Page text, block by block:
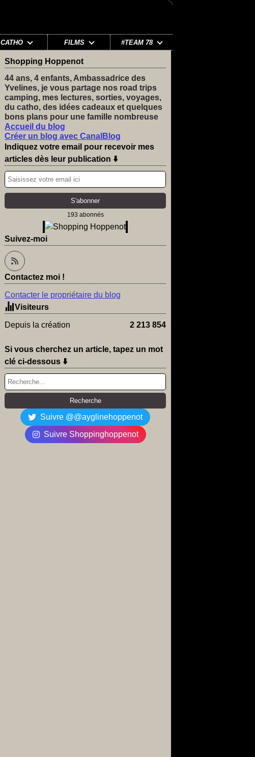
CATHO FILMS #TEAM 78
Shopping Hoppenot
44 ans, 4 enfants, Ambassadrice des
Yvelines, je vous partage nos road trips
camping, mes lectures, sorties, voyages,
du catho, des idées cadeaux et quelques
bons plans pour une famille nombreuse
Accueil du blog
Créer un blog avec CanalBlog
Indiquez votre email pour recevoir mes
articles dès leur publication ⬇️
193 abonnés
Suivez-moi
Contactez moi !
Contacter le propriétaire du blog
Visiteurs
Depuis la création 2 213 854
Si vous cherchez un article, tapez un mot
clé ci-dessous ⬇️
Suivre @@ayglinehoppenot
Suivre Shoppinghoppenot